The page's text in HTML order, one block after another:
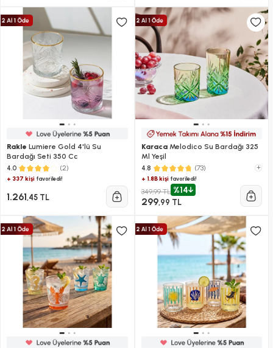
Rakle Lumiere Gold 4'lü Su
Bardağı Seti 350 Cc
4.0 (2)
+ 337 kişi favoriledi!
1.261,45 TL
KaracaMelodico Su Bardağı 325
Ml Yeşil
4.8 (73)
+
+ 1.8B kişifavoriledi!
349,99 TL %14
299,99 TL